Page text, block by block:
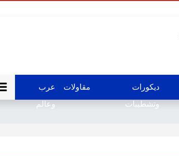
ديكورات
وتشطيبات
مقاولات
عرب
وعالم